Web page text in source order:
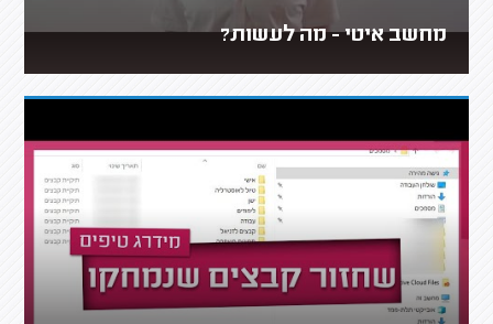
מחשב איטי - מה לעשות?